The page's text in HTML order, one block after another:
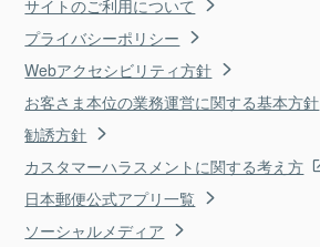
サイトのご利用について
プライバシーポリシー
Webアクセシビリティ方針
お客さま本位の業務運営に関する基本方針
勧誘方針
カスタマーハラスメントに関する考え方
日本郵便公式アプリ一覧
ソーシャルメディア